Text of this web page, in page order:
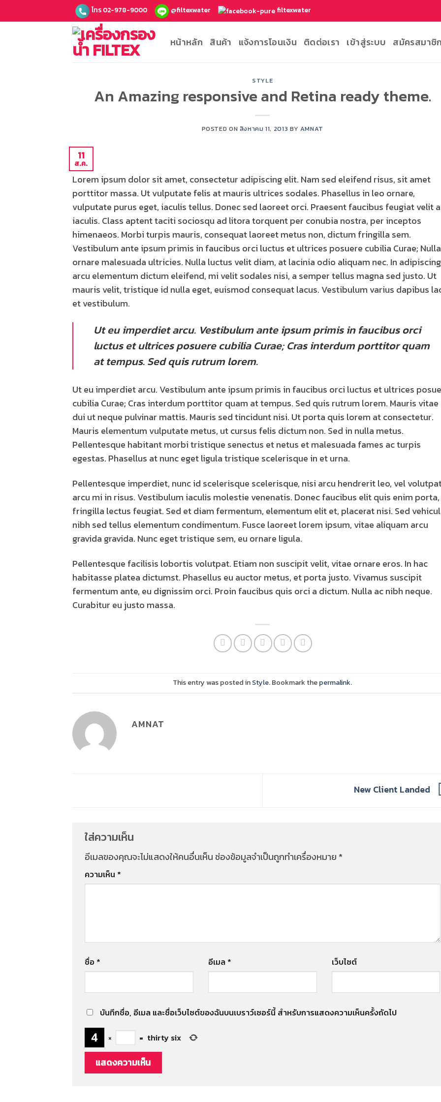
ไป
โทร 02-978-9000 @filtexwater filtexwater
หน้าหลัก สินค้า แจ้งการโอนเงิน ติดต่อเรา เข้าสู่ระบบ สมัครสมาชิก
STYLE
An Amazing responsive and Retina ready theme.
POSTED ON สิงหาคม 11, 2013 BY AMNAT
11
ส.ค.
Lorem ipsum dolor sit amet, consectetur adipiscing elit. Nam sed eleifend risus, sit amet
porttitor massa. Ut vulputate felis at mauris ultrices sodales. Phasellus in leo ornare,
vulputate purus eget, iaculis tellus. Donec sed laoreet orci. Praesent faucibus feugiat velit a
iaculis. Class aptent taciti sociosqu ad litora torquent per conubia nostra, per inceptos
himenaeos. Morbi turpis mauris, consequat laoreet metus non, dictum fringilla sem.
Vestibulum ante ipsum primis in faucibus orci luctus et ultrices posuere cubilia Curae; Nulla
ornare malesuada ultricies. Nulla luctus velit diam, at lacinia odio aliquam nec. In
arcu elementum dictum eleifend, mi velit sodales nisi, a semper tellus magna sed justo. Ut
mauris velit, tristique id nulla eget, euismod consequat lacus. Vestibulum varius dapibus
et vestibulum.
Ut eu imperdiet arcu. Vestibulum ante ipsum primis in faucibus orci
luctus et ultrices posuere cubilia Curae; Cras interdum porttitor quam
at tempus. Sed quis rutrum lorem.
Ut eu imperdiet arcu. Vestibulum ante ipsum primis in faucibus orci luctus et ultrices
cubilia Curae; Cras interdum porttitor quam at tempus. Sed quis rutrum lorem. Mauris vitae
dui ut neque pulvinar mattis. Mauris sed tincidunt nisi. Ut porta quis lorem at consectetur.
Mauris elementum vulputate metus, ut cursus felis dictum non. Sed in nulla metus.
Pellentesque habitant morbi tristique senectus et netus et malesuada fames ac turpis
egestas. Phasellus at nunc eget ligula tristique scelerisque in et urna.
Pellentesque imperdiet, nunc id scelerisque scelerisque, nisi arcu hendrerit leo, vel
arcu mi in risus. Vestibulum iaculis molestie venenatis. Donec faucibus elit quis enim
fringilla lectus feugiat. Sed et diam fermentum, elementum elit et, placerat nisi. Sed
nibh sed tellus elementum condimentum. Fusce laoreet lorem ipsum, vitae aliquam arcu
gravida gravida. Nunc eget tristique sem, eu ornare ligula.
Pellentesque facilisis lobortis volutpat. Etiam non suscipit velit, vitae ornare eros. In hac
habitasse platea dictumst. Phasellus eu auctor metus, et porta justo. Vivamus suscipit
fermentum ante, eu dignissim orci. Proin faucibus quis orci a dictum. Nulla ac nibh neque.
Curabitur eu justo massa.
This entry was posted inStyle. Bookmark thepermalink.
AMNAT
New Client Landed
ใส่ความเห็น
อีเมลของคุณจะไม่แสดงให้คนอื่นเห็น ช่องข้อมูลจำเป็นถูกทำเครื่องหมาย*
ความเห็น *
ชื่อ * อีเมล * เว็บไซต์
บันทึกชื่อ, อีเมล และชื่อเว็บไซต์ของฉันบนเบราว์เซอร์นี้ สำหรับการแสดงความเห็นครั้งถัดไป
× = thirty six